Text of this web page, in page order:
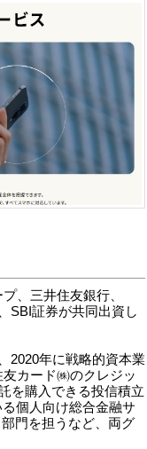
、三井住友銀行、
SBI証券が共同出資し
2020年に戦略的資本業
カード㈱のクレジッ
を購入できる投信積立
個人向け総合金融サ
門を担うなど、両グ